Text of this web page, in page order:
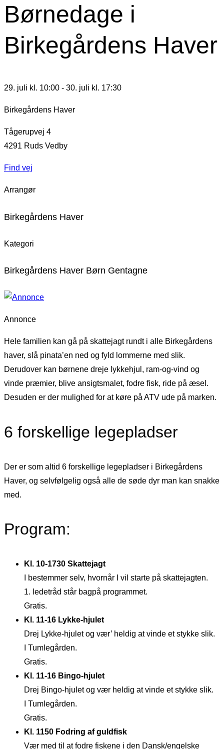
Børnedage i
Birkegårdens Haver
29. juli kl. 10:00 - 30. juli kl. 17:30
Birkegårdens Haver
Tågerupvej 4
4291 Ruds Vedby
Find vej
Arrangør
Birkegårdens Haver
Kategori
Birkegårdens Haver Børn Gentagne
Annonce
Hele familien kan gå på skattejagt rundt i alle Birkegårdens
haver, slå pinata’en ned og fyld lommerne med slik.
Derudover kan børnene dreje lykkehjul, ram-og-vind og
vinde præmier, blive ansigtsmalet, fodre fisk, ride på æsel.
Desuden er der mulighed for at køre på ATV ude på marken.
6 forskellige legepladser
Der er som altid 6 forskellige legepladser i Birkegårdens
Haver, og selvfølgelig også alle de søde dyr man kan snakke
med.
Program:
Kl. 10-1730 Skattejagt
I bestemmer selv, hvornår I vil starte på skattejagten.
1. ledetråd står bagpå programmet.
Gratis.
Kl. 11-16 Lykke-hjulet
Drej Lykke-hjulet og vær’ heldig at vinde et stykke slik.
I Tumlegården.
Gratis.
Kl. 11-16 Bingo-hjulet
Drej Bingo-hjulet og vær heldig at vinde et stykke slik.
I Tumlegården.
Gratis.
Kl. 1150 Fodring af guldfisk
Vær med til at fodre fiskene i den Dansk/engelske